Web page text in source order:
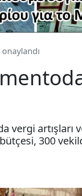
vergi artışları
300